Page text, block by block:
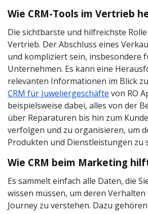
Wie CRM-Tools im Vertrieb
Die sichtbarste und hilfreichste
Vertrieb. Der Abschluss eines
und kompliziert sein, insbesondere
Unternehmen. Es kann eine
relevanten Informationen im Blick
CRM für Juweliergeschäfte von RO
beispielsweise dabei, alles von der
über Reparaturen bis hin zum
verfolgen und zu organisieren, um
Produkten und Dienstleistungen zu
Wie CRM beim Marketing
Es sammelt einfach alle Daten, die
wissen müssen, um deren
Journey zu verstehen. Dazu gehören